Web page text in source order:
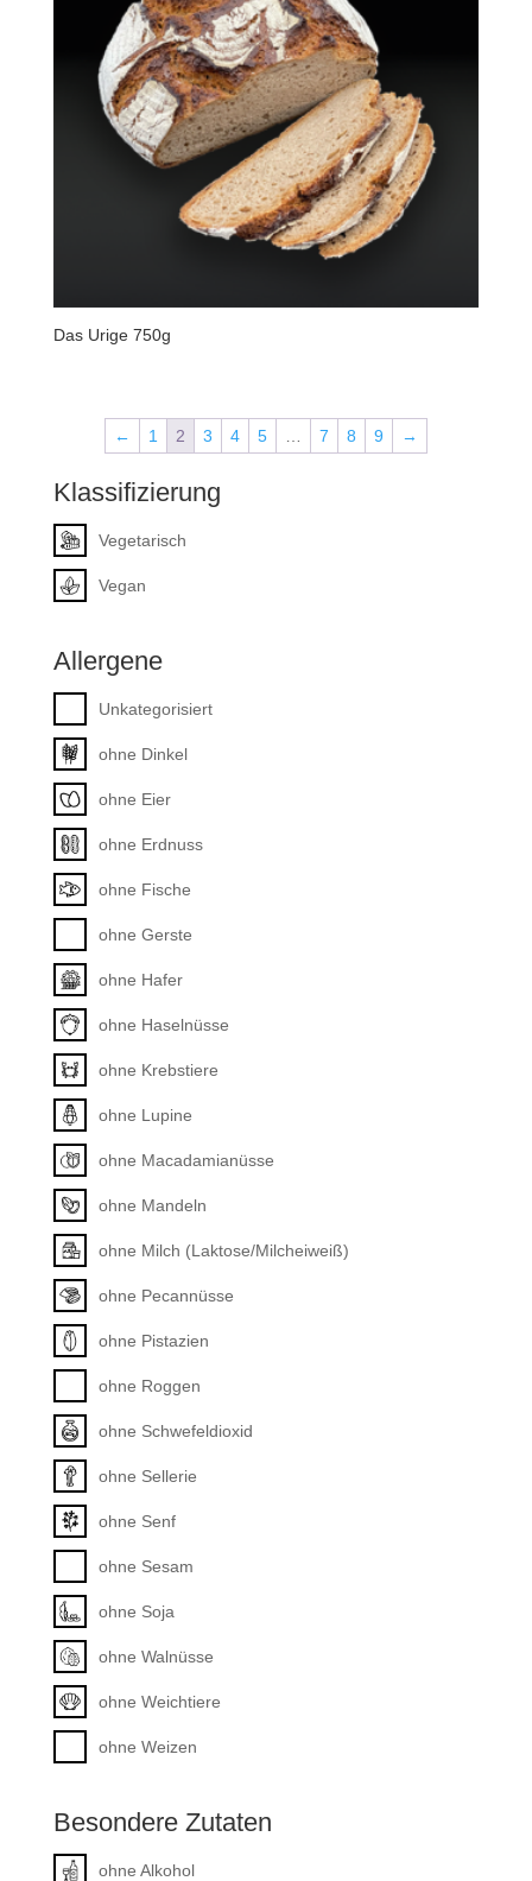
Das Urige 750g
← 1 2 3 4 5 … 7 8 9 →
Klassifizierung
Vegetarisch
Vegan
Allergene
Unkategorisiert
ohne Dinkel
ohne Eier
ohne Erdnuss
ohne Fische
ohne Gerste
ohne Hafer
ohne Haselnüsse
ohne Krebstiere
ohne Lupine
ohne Macadamianüsse
ohne Mandeln
ohne Milch (Laktose/Milcheiweiß)
ohne Pecannüsse
ohne Pistazien
ohne Roggen
ohne Schwefeldioxid
ohne Sellerie
ohne Senf
ohne Sesam
ohne Soja
ohne Walnüsse
ohne Weichtiere
ohne Weizen
Besondere Zutaten
ohne Alkohol